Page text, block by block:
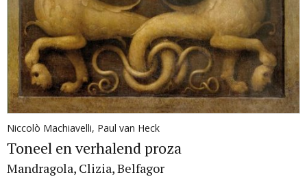
Niccolò Machiavelli, Paul van Heck
Toneel en verhalend proza
Mandragola, Clizia, Belfagor